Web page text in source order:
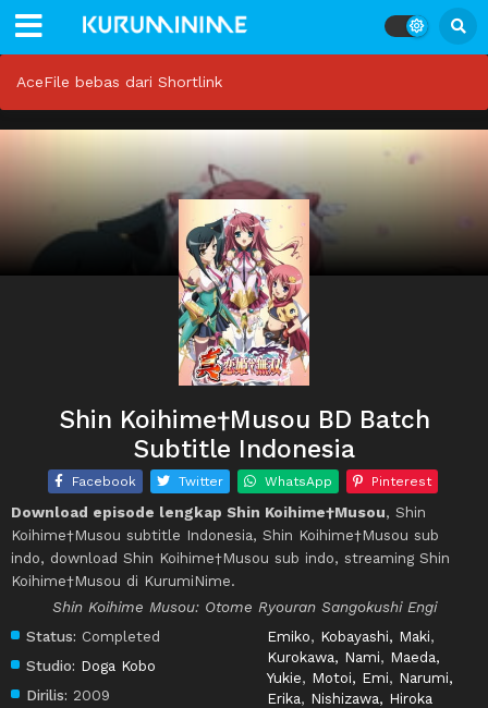
AceFile bebas dari Shortlink
Shin Koihime†Musou BD Batch
Subtitle Indonesia
Facebook Twitter WhatsApp Pinterest
Download episode lengkap Shin Koihime†Musou, Shin
Koihime†Musou subtitle Indonesia, Shin Koihime†Musou sub
indo, download Shin Koihime†Musou sub indo, streaming Shin
Koihime†Musou di KurumiNime.
Shin Koihime Musou: Otome Ryouran Sangokushi Engi
Status: Completed
Studio: Doga Kobo
Dirilis: 2009
Emiko, Kobayashi, Maki,
Kurokawa, Nami, Maeda,
Yukie, Motoi, Emi, Narumi,
Erika, Nishizawa, Hiroka